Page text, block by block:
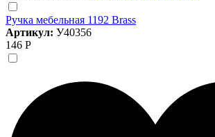
Ручка мебельная 1192 Brass
Артикул: У40356
146 Р